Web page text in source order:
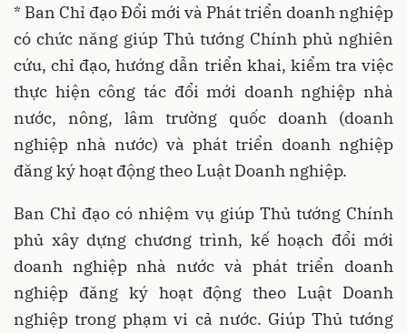
* Ban Chỉ đạo Đổi mới và Phát triển doanh nghiệp
có chức năng giúp Thủ tướng Chính phủ nghiên
cứu, chỉ đạo, hướng dẫn triển khai, kiểm tra việc
thực hiện công tác đổi mới doanh nghiệp nhà
nước, nông, lâm trường quốc doanh (doanh
nghiệp nhà nước) và phát triển doanh nghiệp
đăng ký hoạt động theo Luật Doanh nghiệp.
Ban Chỉ đạo có nhiệm vụ giúp Thủ tướng Chính
phủ xây dựng chương trình, kế hoạch đổi mới
doanh nghiệp nhà nước và phát triển doanh
nghiệp đăng ký hoạt động theo Luật Doanh
nghiệp trong phạm vi cả nước. Giúp Thủ tướng